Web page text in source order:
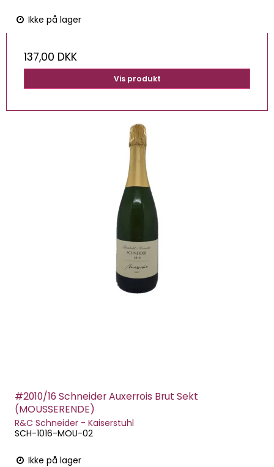
Ikke på lager
137,00 DKK
Vis produkt
#2010/16 Schneider Auxerrois Brut Sekt
(MOUSSERENDE)
R&C Schneider - Kaiserstuhl
SCH-1016-MOU-02
Ikke på lager